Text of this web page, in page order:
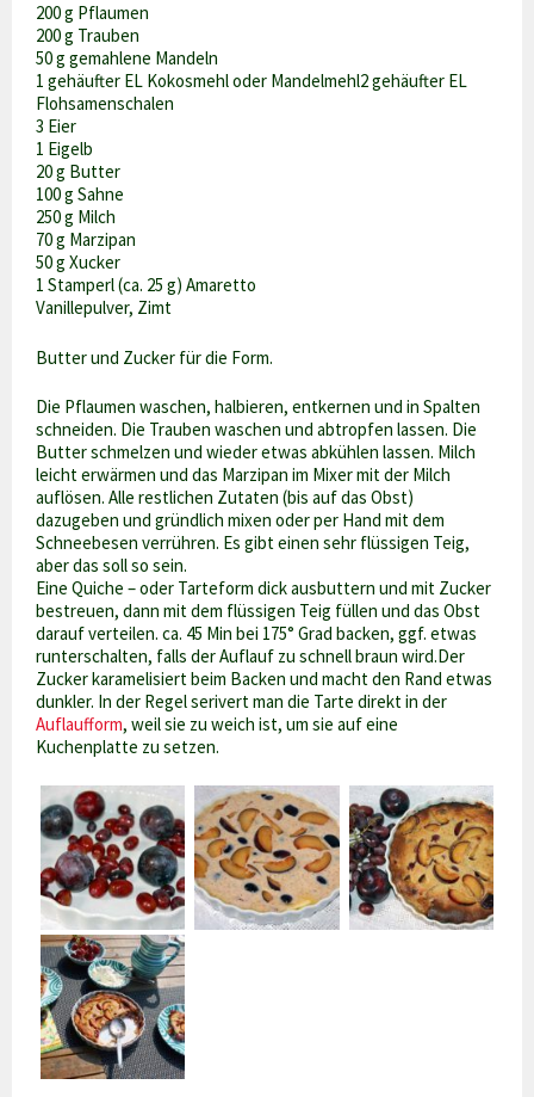
200 g Pflaumen
200 g Trauben
50 g gemahlene Mandeln
1 gehäufter EL Kokosmehl oder Mandelmehl2 gehäufter EL
Flohsamenschalen
3 Eier
1 Eigelb
20 g Butter
100 g Sahne
250 g Milch
70 g Marzipan
50 g Xucker
1 Stamperl (ca. 25 g) Amaretto
Vanillepulver, Zimt
Butter und Zucker für die Form.
Die Pflaumen waschen, halbieren, entkernen und in Spalten
schneiden. Die Trauben waschen und abtropfen lassen. Die
Butter schmelzen und wieder etwas abkühlen lassen. Milch
leicht erwärmen und das Marzipan im Mixer mit der Milch
auflösen. Alle restlichen Zutaten (bis auf das Obst)
dazugeben und gründlich mixen oder per Hand mit dem
Schneebesen verrühren. Es gibt einen sehr flüssigen Teig,
aber das soll so sein.
Eine Quiche – oder Tarteform dick ausbuttern und mit Zucker
bestreuen, dann mit dem flüssigen Teig füllen und das Obst
darauf verteilen. ca. 45 Min bei 175° Grad backen, ggf. etwas
runterschalten, falls der Auflauf zu schnell braun wird.Der
Zucker karamelisiert beim Backen und macht den Rand etwas
dunkler. In der Regel serivert man die Tarte direkt in der
Auflaufform, weil sie zu weich ist, um sie auf eine
Kuchenplatte zu setzen.